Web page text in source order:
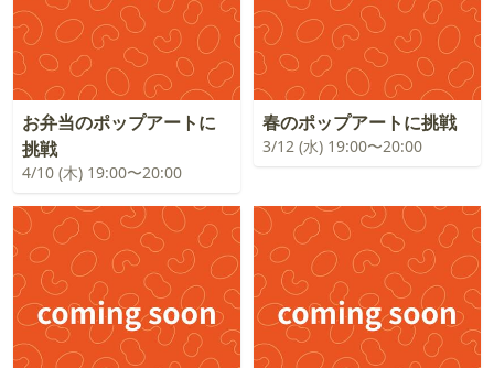
お弁当のポップアートに
挑戦
4/10 (木) 19:00〜20:00
春のポップアートに挑戦
3/12 (水) 19:00〜20:00